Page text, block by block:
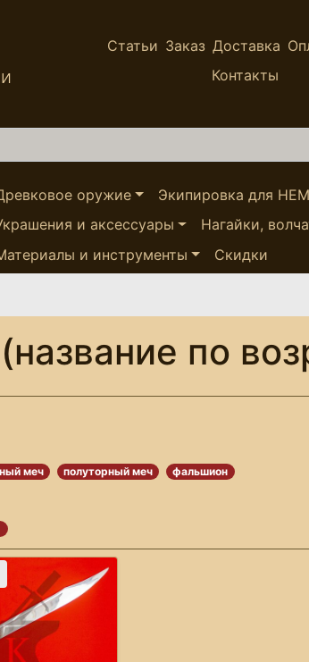
Статьи Заказ Доставка
Контакты
оружие Экипировка для
и аксессуары Нагайки,
и инструменты
Скидки
по
меч полуторный меч фальшион